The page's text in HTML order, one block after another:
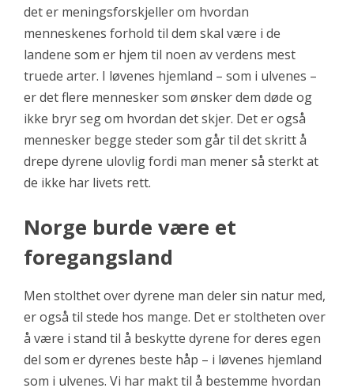
det er meningsforskjeller om hvordan
menneskenes forhold til dem skal være i de
landene som er hjem til noen av verdens mest
truede arter. I løvenes hjemland – som i ulvenes –
er det flere mennesker som ønsker dem døde og
ikke bryr seg om hvordan det skjer. Det er også
mennesker begge steder som går til det skritt å
drepe dyrene ulovlig fordi man mener så sterkt at
de ikke har livets rett.
Norge burde være et
foregangsland
Men stolthet over dyrene man deler sin natur med,
er også til stede hos mange. Det er stoltheten over
å være i stand til å beskytte dyrene for deres egen
del som er dyrenes beste håp – i løvenes hjemland
som i ulvenes. Vi har makt til å bestemme hvordan